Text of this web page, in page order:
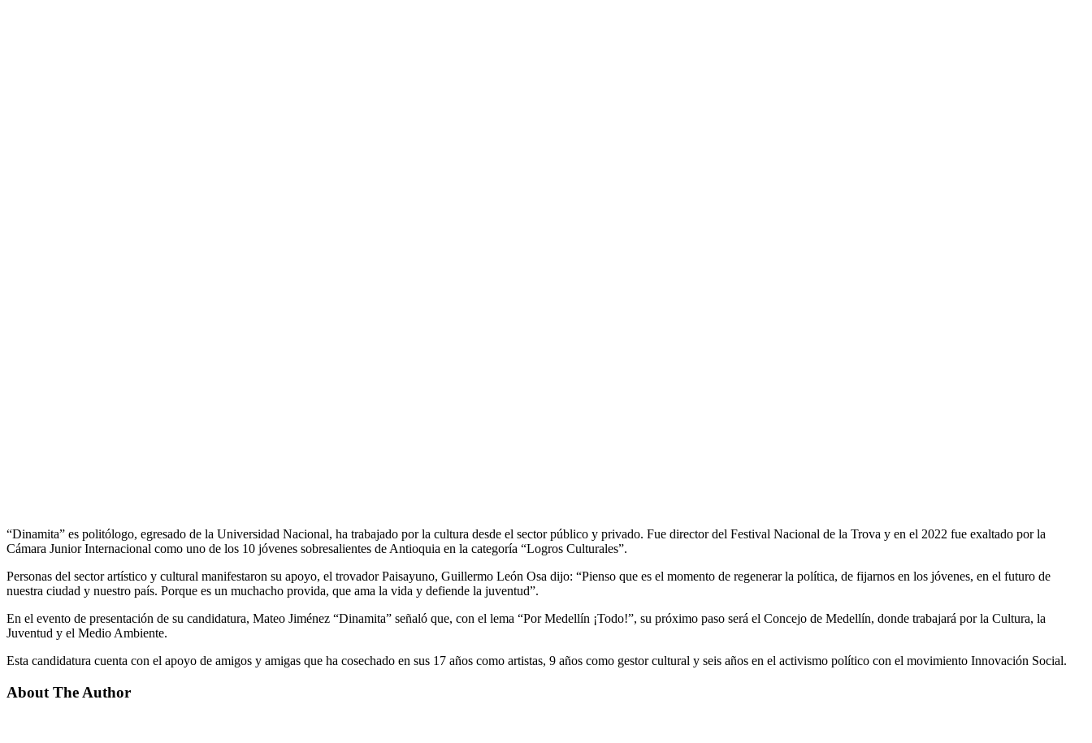
“Dinamita” es politólogo, egresado de la Universidad Nacional, ha trabajado por la cultura desde el sector público y privado. Fue director del Festival Nacional de la Trova y en el 2022 fue exaltado por la
Cámara Junior Internacional como uno de los 10 jóvenes sobresalientes de Antioquia en la categoría “Logros Culturales”.
Personas del sector artístico y cultural manifestaron su apoyo, el trovador Paisayuno, Guillermo León Osa dijo: “Pienso que es el momento de regenerar la política, de fijarnos en los jóvenes, en el futuro de
nuestra ciudad y nuestro país. Porque es un muchacho provida, que ama la vida y defiende la juventud”.
En el evento de presentación de su candidatura, Mateo Jiménez “Dinamita” señaló que, con el lema “Por Medellín ¡Todo!”, su próximo paso será el Concejo de Medellín, donde trabajará por la Cultura, la
Juventud y el Medio Ambiente.
Esta candidatura cuenta con el apoyo de amigos y amigas que ha cosechado en sus 17 años como artistas, 9 años como gestor cultural y seis años en el activismo político con el movimiento Innovación Social.
About The Author